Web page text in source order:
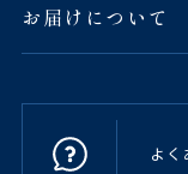
お届けについて
よ